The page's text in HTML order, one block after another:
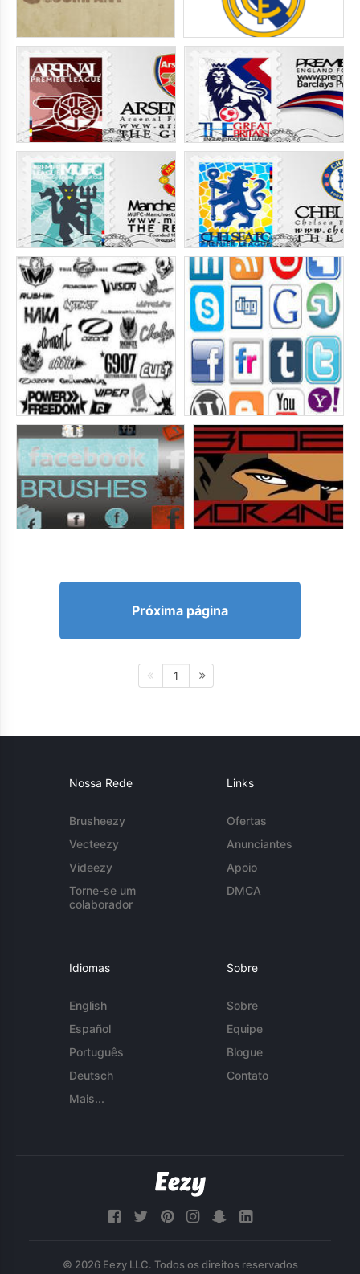
Próxima página
1
Nossa Rede
Brusheezy
Vecteezy
Videezy
Torne-se um
colaborador
Links
Ofertas
Anunciantes
Apoio
DMCA
Idiomas
English
Español
Português
Deutsch
Mais...
Sobre
Sobre
Equipe
Blogue
Contato
© 2026 Eezy LLC. Todos os direitos reservados